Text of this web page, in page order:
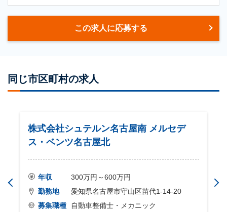
この求人に応募する
同じ市区町村の求人
株式会社シュテルン名古屋南 メルセデ
ス・ベンツ名古屋北
年収
300万円～600万円
勤務地
愛知県名古屋市守山区苗代1-14-20
募集職種
自動車整備士・メカニック